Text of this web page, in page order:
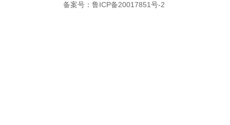
备案号：鲁ICP备20017851号-2